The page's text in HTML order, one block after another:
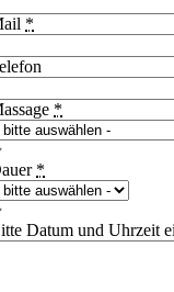
*
*
*
Datum und Uhrzeit